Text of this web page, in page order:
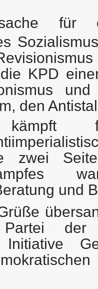
für
KPD
und
den
zwei
und
der
Initiative